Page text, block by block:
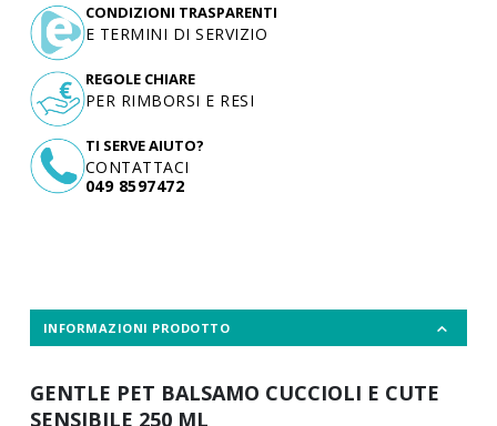
TI SERVE AIUTO?
CONTATTACI
049 8597472
CONDIZIONI TRASPARENTI
E TERMINI DI SERVIZIO
REGOLE CHIARE
PER RIMBORSI E RESI
INFORMAZIONI PRODOTTO
GENTLE PET BALSAMO CUCCIOLI E CUTE
SENSIBILE 250 ML